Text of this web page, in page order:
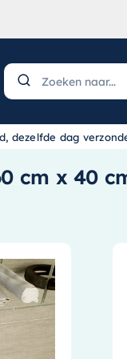
dezelfde dag
cm x 40